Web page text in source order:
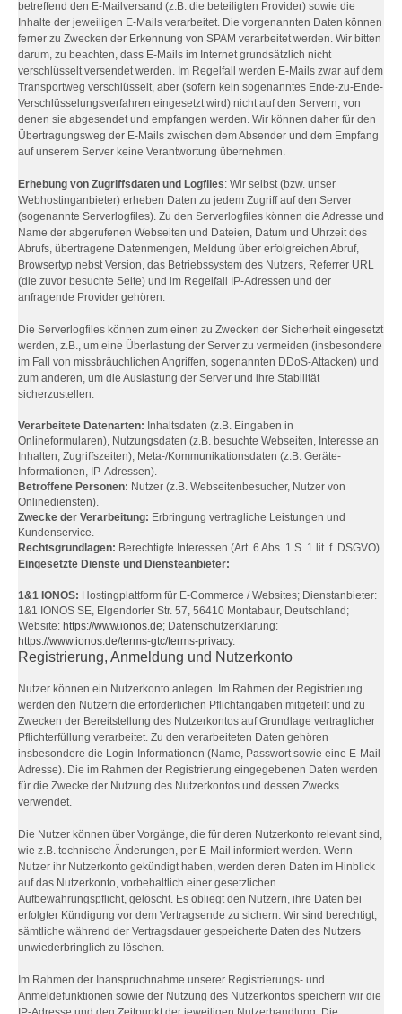
betreffend den E-Mailversand (z.B. die beteiligten Provider) sowie die
Inhalte der jeweiligen E-Mails verarbeitet. Die vorgenannten Daten können
ferner zu Zwecken der Erkennung von SPAM verarbeitet werden. Wir bitten
darum, zu beachten, dass E-Mails im Internet grundsätzlich nicht
verschlüsselt versendet werden. Im Regelfall werden E-Mails zwar auf dem
Transportweg verschlüsselt, aber (sofern kein sogenanntes Ende-zu-Ende-
Verschlüsselungsverfahren eingesetzt wird) nicht auf den Servern, von
denen sie abgesendet und empfangen werden. Wir können daher für den
Übertragungsweg der E-Mails zwischen dem Absender und dem Empfang
auf unserem Server keine Verantwortung übernehmen.
Erhebung von Zugriffsdaten und Logfiles: Wir selbst (bzw. unser
Webhostinganbieter) erheben Daten zu jedem Zugriff auf den Server
(sogenannte Serverlogfiles). Zu den Serverlogfiles können die Adresse und
Name der abgerufenen Webseiten und Dateien, Datum und Uhrzeit des
Abrufs, übertragene Datenmengen, Meldung über erfolgreichen Abruf,
Browsertyp nebst Version, das Betriebssystem des Nutzers, Referrer URL
(die zuvor besuchte Seite) und im Regelfall IP-Adressen und der
anfragende Provider gehören.
Die Serverlogfiles können zum einen zu Zwecken der Sicherheit eingesetzt
werden, z.B., um eine Überlastung der Server zu vermeiden (insbesondere
im Fall von missbräuchlichen Angriffen, sogenannten DDoS-Attacken) und
zum anderen, um die Auslastung der Server und ihre Stabilität
sicherzustellen.
Verarbeitete Datenarten: Inhaltsdaten (z.B. Eingaben in
Onlineformularen), Nutzungsdaten (z.B. besuchte Webseiten, Interesse an
Inhalten, Zugriffszeiten), Meta-/Kommunikationsdaten (z.B. Geräte-
Informationen, IP-Adressen).
Betroffene Personen: Nutzer (z.B. Webseitenbesucher, Nutzer von
Onlinediensten).
Zwecke der Verarbeitung: Erbringung vertragliche Leistungen und
Kundenservice.
Rechtsgrundlagen: Berechtigte Interessen (Art. 6 Abs. 1 S. 1 lit. f. DSGVO).
Eingesetzte Dienste und Diensteanbieter:
1&1 IONOS: Hostingplattform für E-Commerce / Websites; Dienstanbieter:
1&1 IONOS SE, Elgendorfer Str. 57, 56410 Montabaur, Deutschland;
Website: https://www.ionos.de; Datenschutzerklärung:
https://www.ionos.de/terms-gtc/terms-privacy.
Registrierung, Anmeldung und Nutzerkonto
Nutzer können ein Nutzerkonto anlegen. Im Rahmen der Registrierung
werden den Nutzern die erforderlichen Pflichtangaben mitgeteilt und zu
Zwecken der Bereitstellung des Nutzerkontos auf Grundlage vertraglicher
Pflichterfüllung verarbeitet. Zu den verarbeiteten Daten gehören
insbesondere die Login-Informationen (Name, Passwort sowie eine E-Mail-
Adresse). Die im Rahmen der Registrierung eingegebenen Daten werden
für die Zwecke der Nutzung des Nutzerkontos und dessen Zwecks
verwendet.
Die Nutzer können über Vorgänge, die für deren Nutzerkonto relevant sind,
wie z.B. technische Änderungen, per E-Mail informiert werden. Wenn
Nutzer ihr Nutzerkonto gekündigt haben, werden deren Daten im Hinblick
auf das Nutzerkonto, vorbehaltlich einer gesetzlichen
Aufbewahrungspflicht, gelöscht. Es obliegt den Nutzern, ihre Daten bei
erfolgter Kündigung vor dem Vertragsende zu sichern. Wir sind berechtigt,
sämtliche während der Vertragsdauer gespeicherte Daten des Nutzers
unwiederbringlich zu löschen.
Im Rahmen der Inanspruchnahme unserer Registrierungs- und
Anmeldefunktionen sowie der Nutzung des Nutzerkontos speichern wir die